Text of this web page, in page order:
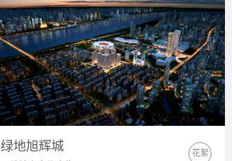
绿地旭辉城 花絮